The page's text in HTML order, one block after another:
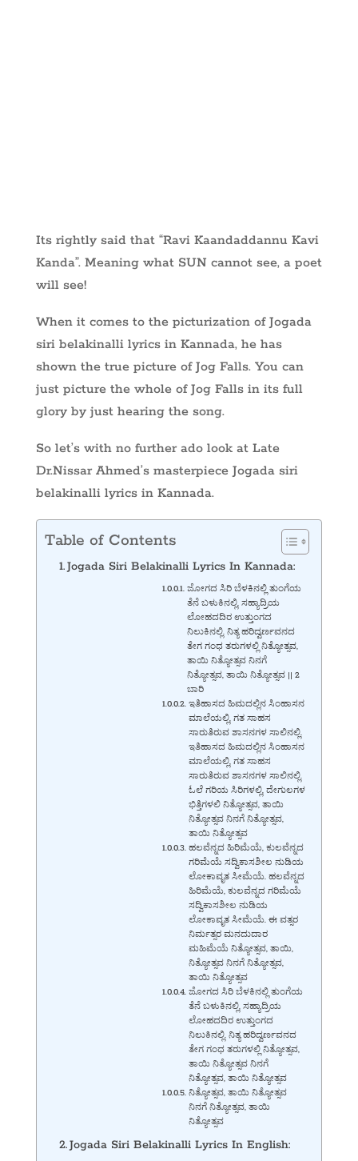
Its rightly said that “Ravi Kaandaddannu Kavi
Kanda”. Meaning what SUN cannot see, a poet
will see!
When it comes to the picturization of Jogada
siri belakinalli lyrics in Kannada, he has
shown the true picture of Jog Falls. You can
just picture the whole of Jog Falls in its full
glory by just hearing the song.
So let’s with no further ado look at Late
Dr.Nissar Ahmed’s masterpiece Jogada siri
belakinalli lyrics in Kannada.
Table of Contents
Jogada Siri Belakinalli Lyrics In Kannada:
ಜೋಗದ ಸಿರಿ ಬೆಳಕಿನಲ್ಲಿ ತುಂಗೆಯ
ತೆನೆ ಬಳುಕಿನಲ್ಲಿ, ಸಹ್ಯಾದ್ರಿಯ
ಲೋಹದದಿರ ಉತ್ತುಂಗದ
ನಿಲುಕಿನಲ್ಲಿ. ನಿತ್ಯ ಹರಿದ್ವರ್ಣವನದ
ತೇಗ ಗಂಧ ತರುಗಳಲ್ಲಿ ನಿತ್ಯೋತ್ಸವ,
ತಾಯಿ ನಿತ್ಯೋತ್ಸವ ನಿನಗೆ
ನಿತ್ಯೋತ್ಸವ, ತಾಯಿ ನಿತ್ಯೋತ್ಸವ || 2
ಬಾರಿ
ಇತಿಹಾಸದ ಹಿಮದಲ್ಲಿನ ಸಿಂಹಾಸನ
ಮಾಲೆಯಲ್ಲಿ, ಗತ ಸಾಹಸ
ಸಾರುತಿರುವ ಶಾಸನಗಳ ಸಾಲಿನಲ್ಲಿ.
ಇತಿಹಾಸದ ಹಿಮದಲ್ಲಿನ ಸಿಂಹಾಸನ
ಮಾಲೆಯಲ್ಲಿ, ಗತ ಸಾಹಸ
ಸಾರುತಿರುವ ಶಾಸನಗಳ ಸಾಲಿನಲ್ಲಿ.
ಓಲೆ ಗರಿಯ ಸಿರಿಗಳಲ್ಲಿ, ದೇಗುಲಗಳ
ಭಿತ್ತಿಗಳಲಿ ನಿತ್ಯೋತ್ಸವ, ತಾಯಿ
ನಿತ್ಯೋತ್ಸವ ನಿನಗೆ ನಿತ್ಯೋತ್ಸವ,
ತಾಯಿ ನಿತ್ಯೋತ್ಸವ
ಹಲವೆನ್ನದ ಹಿರಿಮೆಯೆ, ಕುಲವೆನ್ನದ
ಗರಿಮೆಯೆ ಸದ್ವಿಕಾಸಶೀಲ ನುಡಿಯ
ಲೋಕಾವೃತ ಸೀಮೆಯೆ. ಹಲವೆನ್ನದ
ಹಿರಿಮೆಯೆ, ಕುಲವೆನ್ನದ ಗರಿಮೆಯೆ
ಸದ್ವಿಕಾಸಶೀಲ ನುಡಿಯ
ಲೋಕಾವೃತ ಸೀಮೆಯೆ. ಈ ವತ್ಸರ
ನಿರ್ಮತ್ಸರ ಮನದುದಾರ
ಮಹಿಮೆಯೆ ನಿತ್ಯೋತ್ಸವ, ತಾಯಿ,
ನಿತ್ಯೋತ್ಸವ ನಿನಗೆ ನಿತ್ಯೋತ್ಸವ,
ತಾಯಿ ನಿತ್ಯೋತ್ಸವ
ಜೋಗದ ಸಿರಿ ಬೆಳಕಿನಲ್ಲಿ ತುಂಗೆಯ
ತೆನೆ ಬಳುಕಿನಲ್ಲಿ, ಸಹ್ಯಾದ್ರಿಯ
ಲೋಹದದಿರ ಉತ್ತುಂಗದ
ನಿಲುಕಿನಲ್ಲಿ. ನಿತ್ಯ ಹರಿದ್ವರ್ಣವನದ
ತೇಗ ಗಂಧ ತರುಗಳಲ್ಲಿ ನಿತ್ಯೋತ್ಸವ,
ತಾಯಿ ನಿತ್ಯೋತ್ಸವ ನಿನಗೆ
ನಿತ್ಯೋತ್ಸವ, ತಾಯಿ ನಿತ್ಯೋತ್ಸವ
ನಿತ್ಯೋತ್ಸವ, ತಾಯಿ ನಿತ್ಯೋತ್ಸವ
ನಿನಗೆ ನಿತ್ಯೋತ್ಸವ, ತಾಯಿ
ನಿತ್ಯೋತ್ಸವ
Jogada Siri Belakinalli Lyrics In English: